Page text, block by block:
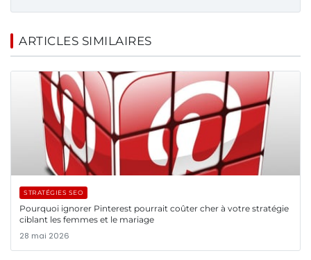
ARTICLES SIMILAIRES
STRATÉGIES SEO
Pourquoi ignorer Pinterest pourrait coûter cher à votre stratégie
ciblant les femmes et le mariage
28 mai 2026